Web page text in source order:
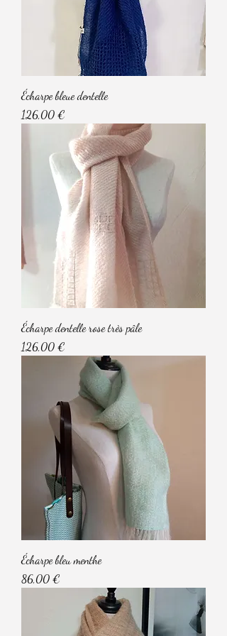
Écharpe bleue dentelle
Prix
126,00 €
Écharpe dentelle rose très pâle
Prix
126,00 €
Écharpe bleu menthe
Prix
86,00 €